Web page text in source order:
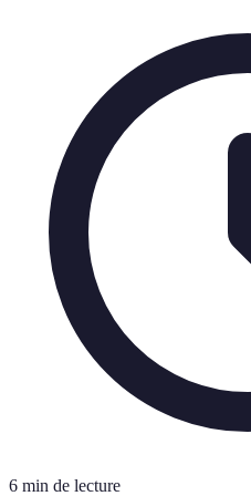
6 min de lecture